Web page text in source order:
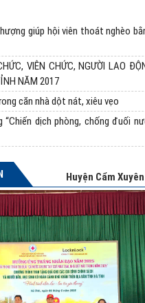
giúp hội viên thoát nghèo
VIÊN CHỨC, NGƯỜI LAO
NĂM 2017
căn nhà dột nát, xiêu vẹo
dịch phòng, chống đuối
Huyện Cẩm Xuyên